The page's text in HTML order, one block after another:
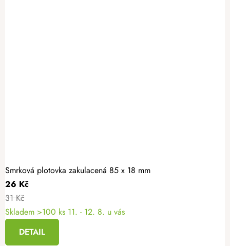
Smrková plotovka zakulacená 85 x 18 mm
26 Kč
31 Kč
Skladem >100 ks 11. - 12. 8. u vás
DETAIL